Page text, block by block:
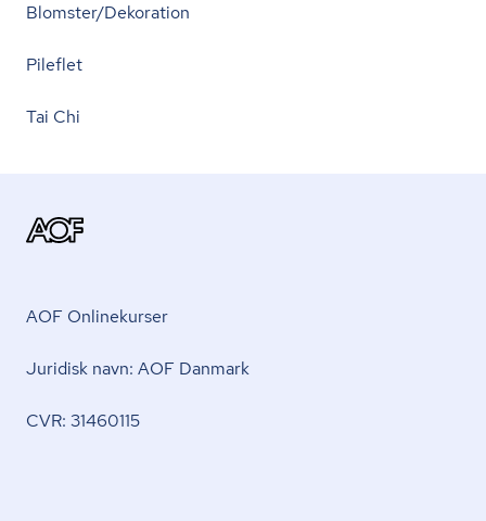
Blomster/Dekoration
Pileflet
Tai Chi
AOF Onlinekurser
Juridisk navn: AOF Danmark
CVR: 31460115